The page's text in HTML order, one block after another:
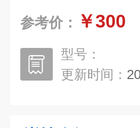
参考价： ￥300
型号：
更新时间：